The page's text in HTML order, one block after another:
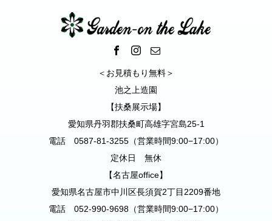
＜お見積もり無料＞
池之上造園
【扶桑展示場】
愛知県丹羽郡扶桑町高雄字宮島25-1
電話 0587-81-3255（営業時間9:00−17:00）
定休日 無休
【名古屋office】
愛知県名古屋市中川区長須賀2丁目2209番地
電話 052-990-9698（営業時間9:00−17:00）